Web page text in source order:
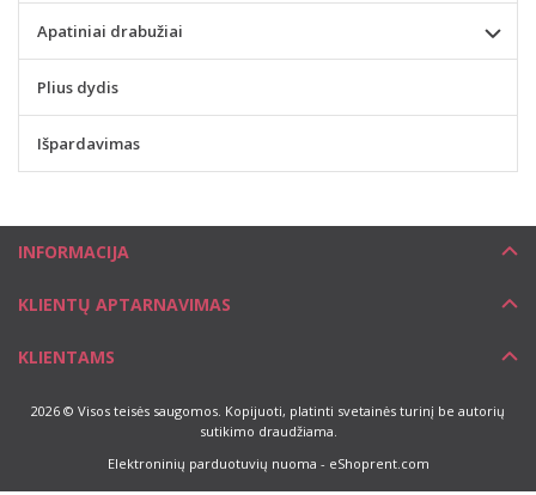
Apatiniai drabužiai
Plius dydis
Išpardavimas
INFORMACIJA
KLIENTŲ APTARNAVIMAS
KLIENTAMS
2026 © Visos teisės saugomos. Kopijuoti, platinti svetainės turinį be autorių
sutikimo draudžiama.
Elektroninių parduotuvių nuoma - eShoprent.com